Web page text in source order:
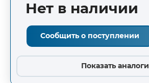
Нет в наличии
Сообщить о поступлении
Показать аналоги